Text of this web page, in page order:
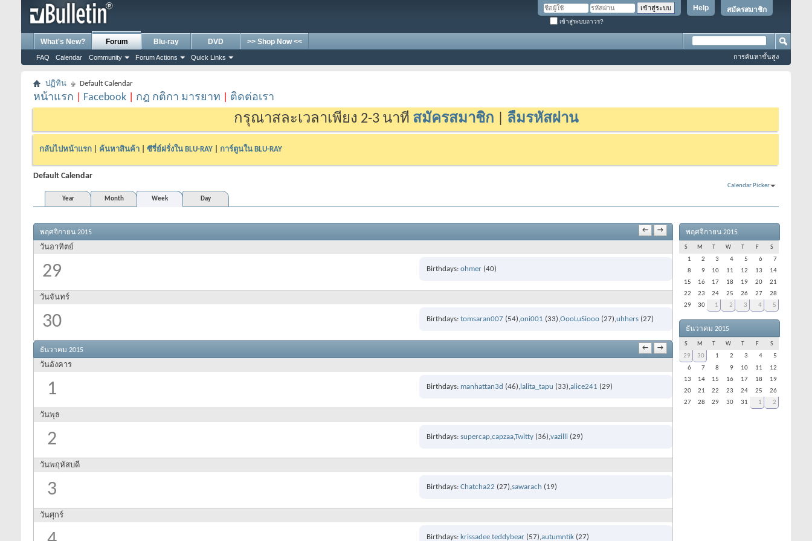
สมัครสมาชิก
Help
เข้าสู่ระบบถาวร?
What's New? Forum
FAQ Calendar Community Forum Actions Quick Links
Blu-ray DVD >> Shop Now <<
การค้นหาขั้นสูง
ปฏิทิน Default Calendar
หน้าแรก Facebook กฎ กติกา มารยาท ติดต่อเรา
กรุณาสละเวลาเพียง 2-3 นาที สมัครสมาชิก ลืมรหัสผ่าน
กลับไปหน้าแรก ค้นหาสินค้า ซีรี่ย์ฝรั่งใน BLU-RAY การ์ตูนใน BLU-RAY
Default Calendar
Calendar Picker
Year
Month Week Day
← →
พฤศจิกายน 2015
วันอาทิตย์
29 Birthdays ohmer (40)
วันจันทร์
30 Birthdays tomsaran007 (54) oni001 (33) OooLuSiooo (27) uhhers (27)
← →
ธันวาคม 2015
วันอังคาร
1 Birthdays manhattan3d (46) lalita_tapu (33) alice241 (29)
วันพุธ
2 Birthdays supercap capzaaTwitty (36) vazilli (29)
วันพฤหัสบดี
3 Birthdays Chatcha22 (27) sawarach (19)
วันศุกร์
Birthdays krissadee teddybear (57) autumntik (27)
พฤศจิกายน 2015
S M W F S
1 2 3 4 5 6
7
8
9 10 11 12 13
14
15
16 17 18 19 20
21
22
23 24 25 26 27
28
29
30 1 2 3 4 5
ธันวาคม 2015
S M W F S
29 30 1 2 3 4
5
6
7 8 9 10 11
12
13
14 15 16 17 18
19
20
21 22 23 24 25
26
27
28 29 30 31 1 2